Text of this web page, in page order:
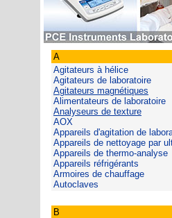
A
Agitateurs à hélice
Agitateurs de laboratoire
Agitateurs magnétiques
Alimentateurs de laboratoire
Analyseurs de texture
AOX
Appareils d'agitation de
Appareils de nettoyage par
Appareils de thermo-analyse
Appareils réfrigérants
Armoires de chauffage
Autoclaves
B